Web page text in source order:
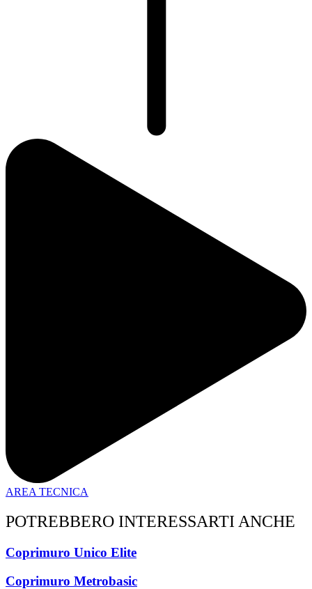
AREA TECNICA
POTREBBERO INTERESSARTI ANCHE
Coprimuro Unico Elite
Coprimuro Metrobasic